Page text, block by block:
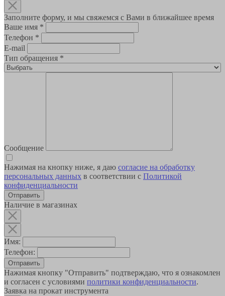
Заполните форму, и мы свяжемся с Вами в ближайшее время
Ваше имя *
Телефон *
E-mail
Тип обращения *
Сообщение
Нажимая на кнопку ниже, я даю согласие на обработку
персональных данных в соответствии с Политикой
конфиденциальности
Наличие в магазинах
Имя:
Телефон:
Отправить
Нажимая кнопку "Отправить" подтверждаю, что я ознакомлен
и согласен с условиями политики конфиденциальности.
Заявка на прокат инструмента